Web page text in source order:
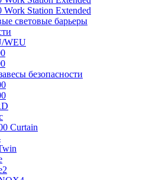
Work Station Extended
световые барьеры
WEU
безопасности
Curtain